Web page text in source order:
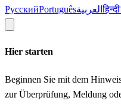
РусскийPortuguêsالعربيةहिन्दी
Hier starten
Beginnen Sie mit dem
zur Überprüfung, Meldung